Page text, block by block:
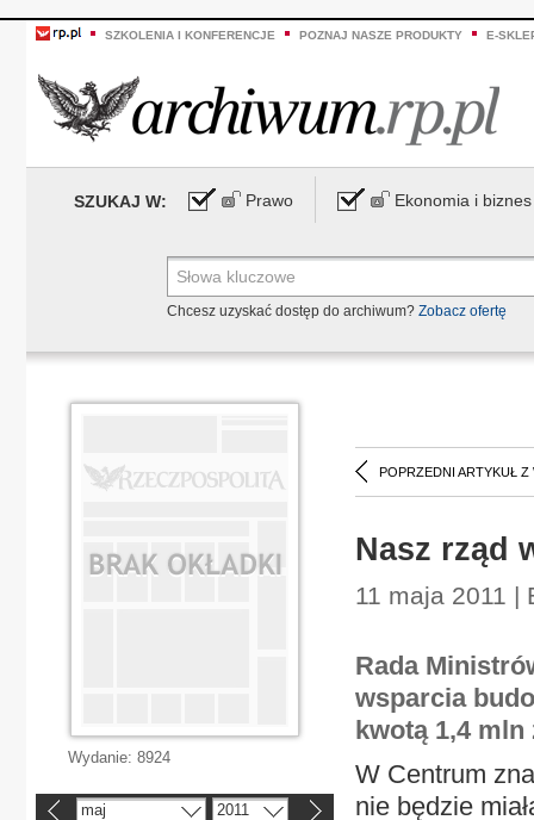
SZKOLENIA I KONFERENCJE POZNAJ NASZE PRODUKTY E-
SZUKAJ W: Prawo Ekonomia i biznes
Chcesz uzyskać dostęp do archiwum? Zobacz ofertę
POPRZEDNI ARTYKUŁ Z
Nasz rząd
11 maja 2011 |
Rada
wsparcia
kwotą 1,4 mln
W Centrum
nie będzie
Wydanie: 8924
maj 2011